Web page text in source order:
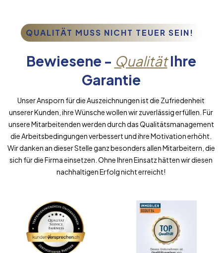
QUALITÄT MUSS NICHT TEUER SEIN!
Bewiesene - QualitätIhre
Garantie
Unser Ansporn für die Auszeichnungen ist die Zufriedenheit
unserer Kunden, ihre Wünsche wollen wir zuverlässig erfüllen. Für
unsere Mitarbeitenden werden durch das Qualitätsmanagement
die Arbeitsbedingungen verbessert und ihre Motivation erhöht.
Wir danken an dieser Stelle ganz besonders allen Mitarbeitern, die
sich für die Firma einsetzen. Ohne Ihren Einsatz hätten wir diesen
nachhaltigen Erfolg nicht erreicht!